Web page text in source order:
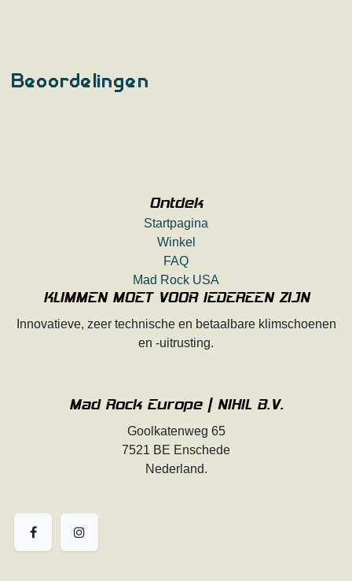
Beoordelingen
Ontdek
Startpagina
Winkel
FAQ
Mad Rock USA
KLIMMEN MOET VOOR IEDEREEN ZIJN
Innovatieve, zeer technische en betaalbare klimschoenen
en -uitrusting.
Mad Rock Europe | NIHIL B.V.
Goolkatenweg 65
7521 BE Enschede
Nederland.